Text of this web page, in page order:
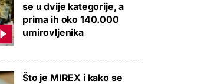
se u dvije kategorije, a
prima ih oko 140.000
umirovljenika
Što je MIREX i kako se